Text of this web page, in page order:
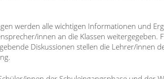
werden alle wichtigen Informationen und
innen an die Klassen weitergegeben.
Diskussionen stellen die Lehrer/innen